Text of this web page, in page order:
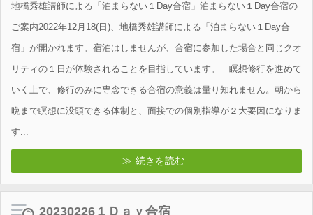
地橋秀雄講師による「泊まらない１Day合宿」泊まらない１Day合宿の
ご案内2022年12月18(日)、地橋秀雄講師による「泊まらない１Day合
宿」が開かれます。宿泊はしませんが、合宿に参加した場合と同じクオ
リティの１日が体験されることを目指しています。 瞑想修行を進めて
いく上で、修行のみに専念できる合宿の意義は量り知れません。朝から
晩まで瞑想に没頭できる体制と、面接での個別指導が２大要因になりま
す...
続きを読む
20230226１Ｄａｙ合宿